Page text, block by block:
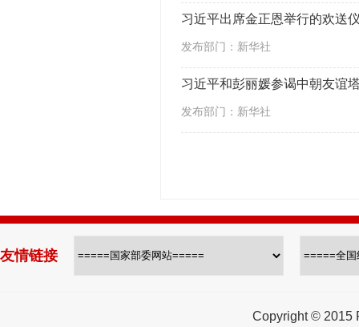
习近平出席金正恩举行的欢送
发布部门：新华社
习近平和彭丽媛参谒中朝友谊
发布部门：新华社
友情链接
Copyright © 2015